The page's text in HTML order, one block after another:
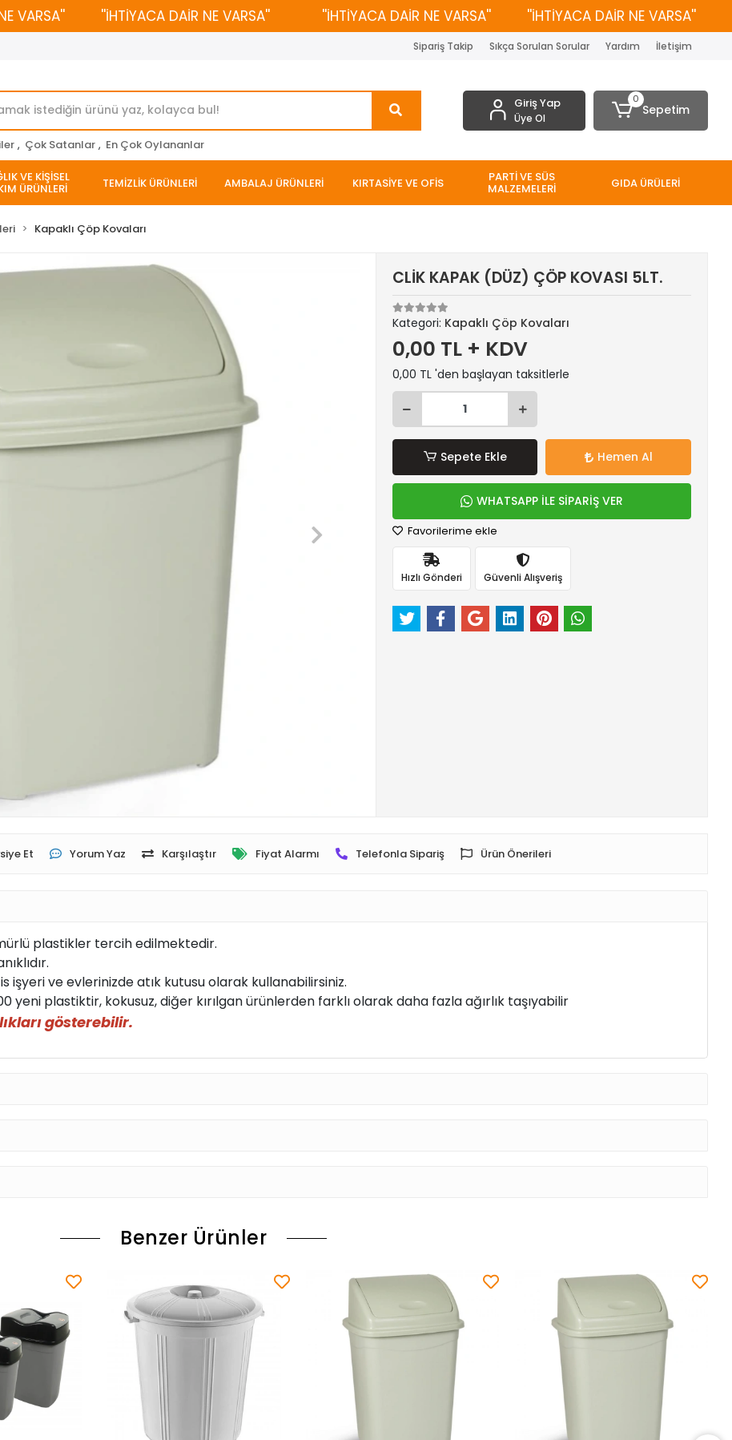
''İHTİYACA DAİR NE VARSA'' ''İHTİYACA DAİR NE VARSA'' ''İHTİYACA DAİR NE VARSA''
Sipariş Takip Sıkça Sorulan Sorular Yardım İletişim
, Çok Satanlar , En Çok Oylananlar
Giriş Yap
Üye Ol
0
Sepetim
VE KİŞİSEL
ÜRÜNLERİ TEMİZLİK ÜRÜNLERİ AMBALAJ ÜRÜNLERİ KIRTASİYE VE OFİS PARTİ VE SÜS
MALZEMELERİ GIDA ÜRÜLERİ
Kapaklı Çöp Kovaları
CLİK KAPAK (DÜZ) ÇÖP KOVASI 5LT.
Kategori: Kapaklı Çöp Kovaları
0,00 TL + KDV
0,00 TL 'den başlayan taksitlerle
Sepete Ekle Hemen Al
WHATSAPP İLE SİPARİŞ VER
Favorilerime ekle
Hızlı Gönderi Güvenli Alışveriş
Et Yorum Yaz Karşılaştır Fiyat Alarmı Telefonla Sipariş Ürün Önerileri
plastikler tercih edilmektedir.
işyeri ve evlerinizde atık kutusu olarak kullanabilirsiniz.
yeni plastiktir, kokusuz, diğer kırılgan ürünlerden farklı olarak daha fazla ağırlık taşıyabilir
gösterebilir.
Benzer Ürünler